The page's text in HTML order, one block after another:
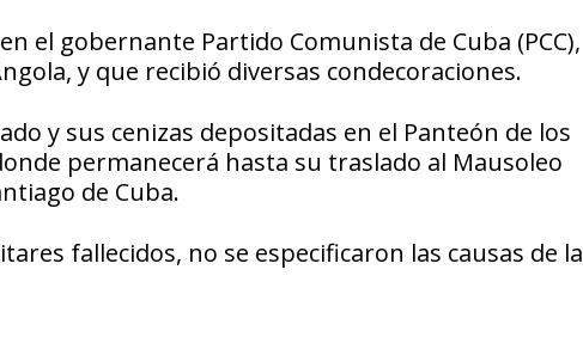
el gobernante Partido Comunista de Cuba (PCC),
y que recibió diversas condecoraciones.
y sus cenizas depositadas en el Panteón de los
permanecerá hasta su traslado al Mausoleo
de Cuba.
fallecidos, no se especificaron las causas de la